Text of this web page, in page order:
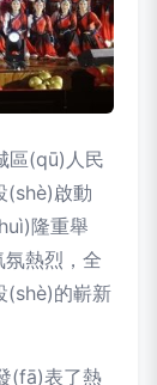
區(qū)人民
(shè)啟動
隆重舉
熱烈，全
(shè)的嶄新
(fā)表了熱